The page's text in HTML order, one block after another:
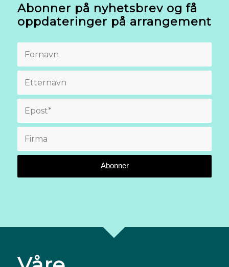
Abonner på nyhetsbrev og få
oppdateringer på arrangement